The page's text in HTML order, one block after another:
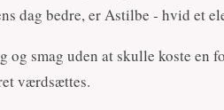
dag bedre, er Astilbe - hvid et
og smag uden at skulle koste en
værdsættes.